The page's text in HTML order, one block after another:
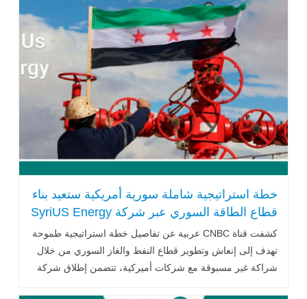
خطة استراتيجية شاملة سورية أمريكية ستعيد بناء
قطاع الطاقة السوري عبر شركة SyriUS Energy
كشفت قناة CNBC عربية عن تفاصيل خطة استراتيجية طموحة
تهدف إلى إنعاش وتطوير قطاع النفط والغاز السوري من خلال
شراكة غير مسبوقة مع شركات أميركية، تتضمن إطلاق شركة